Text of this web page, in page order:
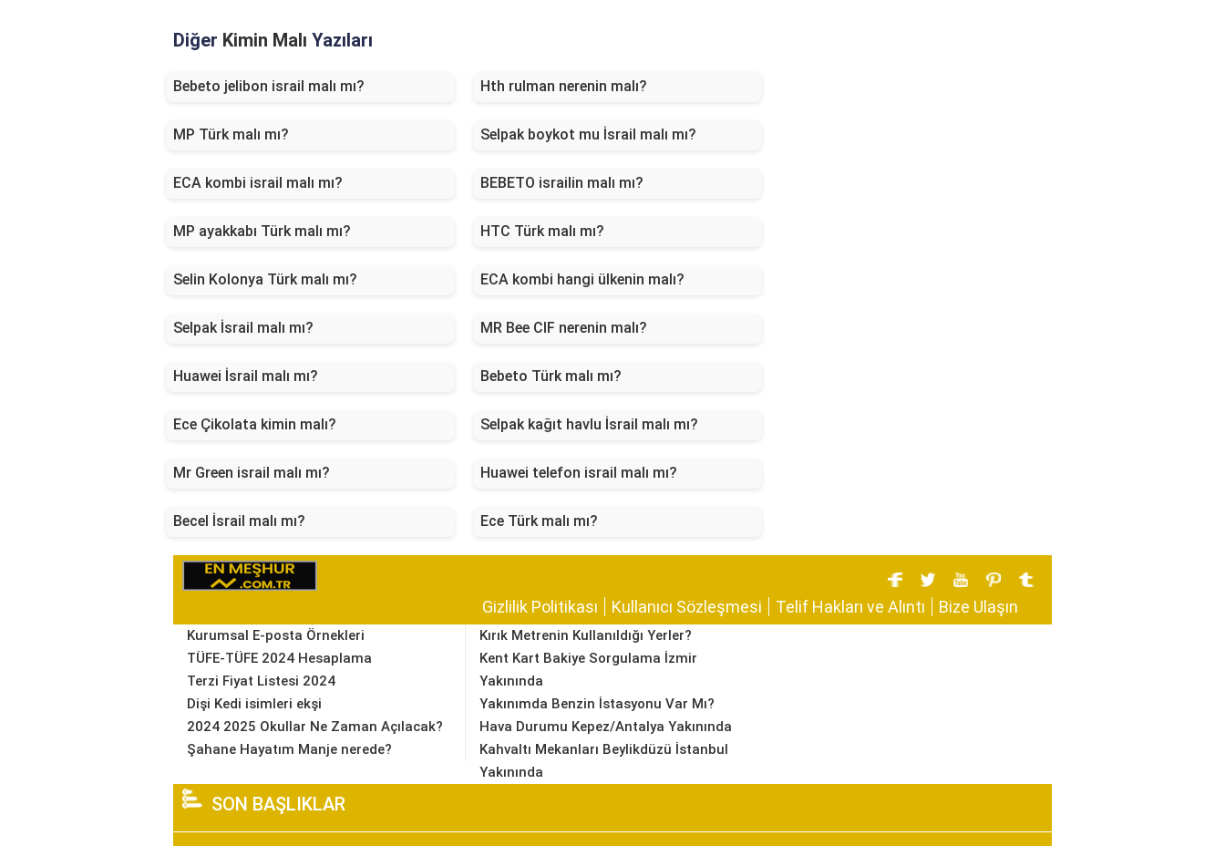
Diğer Kimin Malı Yazıları
Bebeto jelibon israil malı mı? Hth rulman nerenin malı?
MP Türk malı mı? Selpak boykot mu İsrail malı mı?
ECA kombi israil malı mı? BEBETO israilin malı mı?
MP ayakkabı Türk malı mı? HTC Türk malı mı?
Selin Kolonya Türk malı mı? ECA kombi hangi ülkenin malı?
Selpak İsrail malı mı? MR Bee CIF nerenin malı?
Huawei İsrail malı mı? Bebeto Türk malı mı?
Ece Çikolata kimin malı? Selpak kağıt havlu İsrail malı mı?
Mr Green israil malı mı? Huawei telefon israil malı mı?
Becel İsrail malı mı? Ece Türk malı mı?
Gizlilik Politikası Kullanıcı Sözleşmesi Telif Hakları ve Alıntı Bize Ulaşın
Kurumsal E-posta Örnekleri
TÜFE-TÜFE 2024 Hesaplama
Terzi Fiyat Listesi 2024
Dişi Kedi isimleri ekşi
2024 2025 Okullar Ne Zaman Açılacak?
Şahane Hayatım Manje nerede?
Kırık Metrenin Kullanıldığı Yerler?
Kent Kart Bakiye Sorgulama İzmir
Yakınında
Yakınımda Benzin İstasyonu Var Mı?
Hava Durumu Kepez/Antalya Yakınında
Kahvaltı Mekanları Beylikdüzü İstanbul
Yakınında
SON BAŞLIKLAR